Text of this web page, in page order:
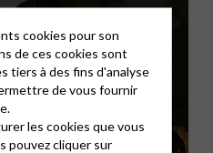
cookies pour son
de ces cookies sont
tiers à des fins d'analyse
de vous fournir
les cookies que vous
pouvez cliquer sur